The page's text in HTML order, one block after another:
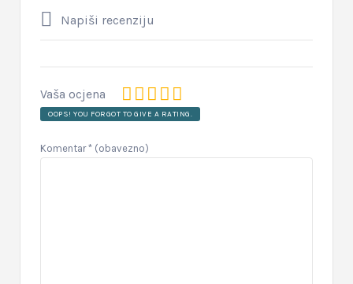
Napiši recenziju
Vaša ocjena
OOPS! YOU FORGOT TO GIVE A RATING.
Komentar* (obavezno)